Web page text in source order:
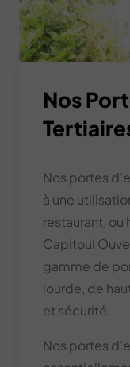
Nos
Nos portes
à une
restaurant, ou
Capitoul
gamme de
lourde, de
et sécurité.
Nos portes